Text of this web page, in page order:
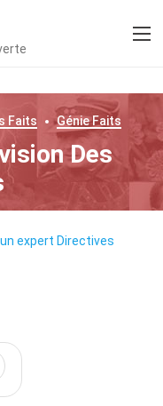
Faits GénieFaits
Des
expert Directives